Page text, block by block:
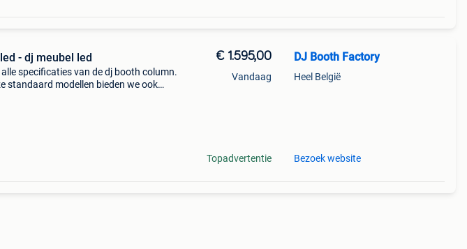
- dj meubel led
alle specificaties van de dj booth column.
standaard modellen bieden we ook
€ 1.595,00
Vandaag
Topadvertentie
DJ Booth Factory
Heel België
Bezoek website